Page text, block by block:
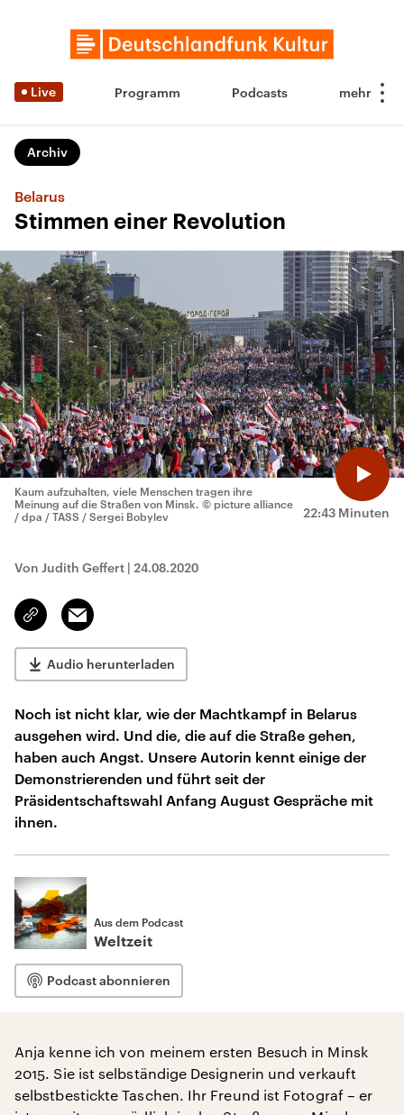
Live Programm Podcasts
Archiv
Belarus
Stimmen einer Revolution
22:43 Minuten
Kaum aufzuhalten, viele Menschen tragen ihre
Meinung auf die Straßen von Minsk. © picture alliance
/ dpa / TASS / Sergei Bobylev
Von Judith Geffert | 24.08.2020
Link
kopieren/teilen
Email
Audio herunterladen
Noch ist nicht klar, wie der Machtkampf in Belarus
ausgehen wird. Und die, die auf die Straße gehen,
haben auch Angst. Unsere Autorin kennt einige der
Demonstrierenden und führt seit der
Präsidentschaftswahl Anfang August Gespräche mit
ihnen.
Aus dem Podcast
Weltzeit
Podcast abonnieren
Anja kenne ich von meinem ersten Besuch in Minsk
2015. Sie ist selbständige Designerin und verkauft
selbstbestickte Taschen. Ihr Freund ist Fotograf – er